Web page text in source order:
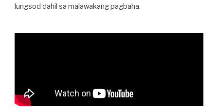
lungsod dahil sa malawakang pagbaha.